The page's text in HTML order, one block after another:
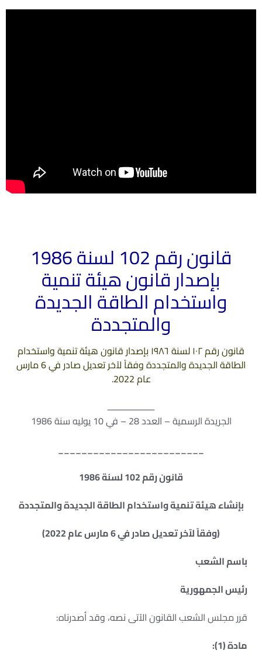
قانون رقم 102 لسنة 1986
بإصدار قانون هيئة تنمية
واستخدام الطاقة الجديدة
والمتجددة
قانون رقم ۱۰۲ لسنة ۱۹۸٦ بإصدار قانون هيئة تنمية واستخدام
الطاقة الجديدة والمتجددة وفقاً لآخر تعديل صادر في 6 مارس
عام 2022.
ــــــــــــــــــــ
الجريدة الرسمية – العدد 28 – في 10 يوليه سنة 1986
_________________________
قانون رقم 102 لسنة 1986
بإنشاء هيئة تنمية واستخدام الطاقة الجديدة والمتجددة
(وفقاً لآخر تعديل صادر في 6 مارس عام 2022)
باسم الشعب
رئيس الجمهورية
قرر مجلس الشعب القانون الآتى نصه، وقد أصدرناه:
مادة (1):